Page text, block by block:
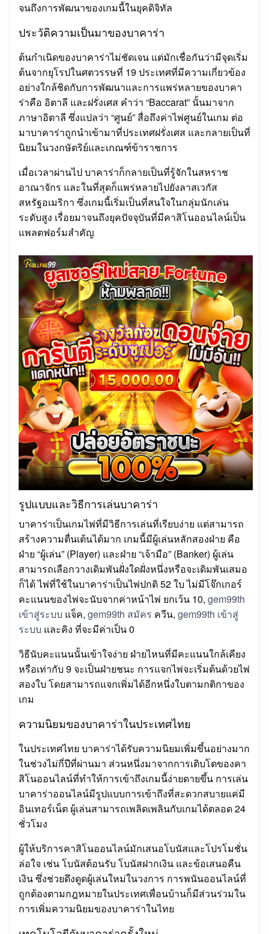
จนถึงการพัฒนาของเกมนี้ในยุคดิจิทัล
ประวัติความเป็นมาของบาคาร่า
ต้นกำเนิดของบาคาร่าไม่ชัดเจน แต่มักเชื่อกันว่ามีจุดเริ่ม
ต้นจากยุโรปในศตวรรษที่ 19 ประเทศที่มีความเกี่ยวข้อง
อย่างใกล้ชิดกับการพัฒนาและการแพร่หลายของบาคา
ร่าคือ อิตาลี และฝรั่งเศส คำว่า “Baccarat” นั้นมาจาก
ภาษาอิตาลี ซึ่งแปลว่า “ศูนย์” สื่อถึงค่าไพ่ศูนย์ในเกม ต่อ
มาบาคาร่าถูกนำเข้ามาที่ประเทศฝรั่งเศส และกลายเป็นที่
นิยมในวงกษัตริย์และเกณฑ์ข้าราชการ
เมื่อเวลาผ่านไป บาคาร่าก็กลายเป็นที่รู้จักในสหราช
อาณาจักร และในที่สุดก็แพร่หลายไปยังลาสเวกัส
สหรัฐอเมริกา ซึ่งเกมนี้เริ่มเป็นที่สนใจในกลุ่มนักเล่น
ระดับสูง เรื่อยมาจนถึงยุคปัจจุบันที่มีคาสิโนออนไลน์เป็น
แพลตฟอร์มสำคัญ
รูปแบบและวิธีการเล่นบาคาร่า
บาคาร่าเป็นเกมไพ่ที่มีวิธีการเล่นที่เรียบง่าย แต่สามารถ
สร้างความตื่นเต้นได้มาก เกมนี้มีผู้เล่นหลักสองฝ่าย คือ
ฝ่าย “ผู้เล่น” (Player) และฝ่าย “เจ้ามือ” (Banker) ผู้เล่น
สามารถเลือกวางเดิมพันฝั่งใดฝั่งหนึ่งหรือจะเดิมพันเสมอ
ก็ได้ ไพ่ที่ใช้ในบาคาร่าเป็นไพ่ปกติ 52 ใบ ไม่มีโจ๊กเกอร์
คะแนนของไพ่จะนับจากค่าหน้าไพ่ ยกเว้น 10, gem99th
เข้าสู่ระบบ แจ็ค, gem99th สมัคร ควีน, gem99th เข้าสู่
ระบบ และคิง ที่จะมีค่าเป็น 0
วิธีนับคะแนนนั้นเข้าใจง่าย ฝ่ายไหนที่มีคะแนนใกล้เคียง
หรือเท่ากับ 9 จะเป็นฝ่ายชนะ การแจกไพ่จะเริ่มต้นด้วยไพ่
สองใบ โดยสามารถแจกเพิ่มได้อีกหนึ่งใบตามกติกาของ
เกม
ความนิยมของบาคาร่าในประเทศไทย
ในประเทศไทย บาคาร่าได้รับความนิยมเพิ่มขึ้นอย่างมาก
ในช่วงไม่กี่ปีที่ผ่านมา ส่วนหนึ่งมาจากการเติบโตของคา
สิโนออนไลน์ที่ทำให้การเข้าถึงเกมนี้ง่ายดายขึ้น การเล่น
บาคาร่าออนไลน์มีรูปแบบการเข้าถึงที่สะดวกสบายแค่มี
อินเทอร์เน็ต ผู้เล่นสามารถเพลิดเพลินกับเกมได้ตลอด 24
ชั่วโมง
ผู้ให้บริการคาสิโนออนไลน์มักเสนอโบนัสและโปรโมชั่น
ล่อใจ เช่น โบนัสต้อนรับ โบนัสฝากเงิน และข้อเสนอคืน
เงิน ซึ่งช่วยดึงดูดผู้เล่นใหม่ในวงการ การพนันออนไลน์ที่
ถูกต้องตามกฎหมายในประเทศเพื่อนบ้านก็มีส่วนร่วมใน
การเพิ่มความนิยมของบาคาร่าในไทย